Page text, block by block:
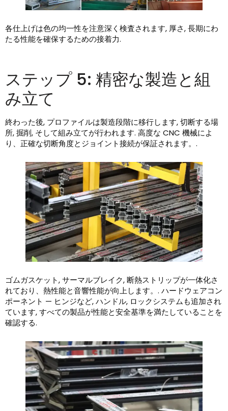
各仕上げは色の均一性を注意深く検査されます, 厚さ, 長期にわ
たる性能を確保するための接着力.
ステップ 5: 精密な製造と組
み立て
終わった後, プロファイルは製造段階に移行します, 切断する場
所, 掘削, そして組み立てが行われます. 高度な CNC 機械によ
り、正確な切断角度とジョイント接続が保証されます。.
ゴムガスケット, サーマルブレイク, 断熱ストリップが一体化さ
れており、熱性能と音響性能が向上します。. ハードウェアコン
ポーネント — ヒンジなど, ハンドル, ロックシステムも追加され
ています, すべての製品が性能と安全基準を満たしていることを
確認する.